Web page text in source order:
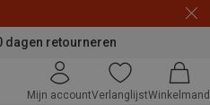
dagen retourneren
Mijn accountVerlanglijstWinkelmand